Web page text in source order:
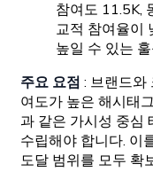
참여도 11.5K,
교적 참여율이
높일 수 있는
주요 요점 : 브랜드와
여도가 높은 해시태
과 같은 가시성 중심
수립해야 합니다. 이
도달 범위를 모두 확